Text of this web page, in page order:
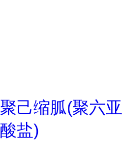
聚己缩胍(聚六
酸盐)